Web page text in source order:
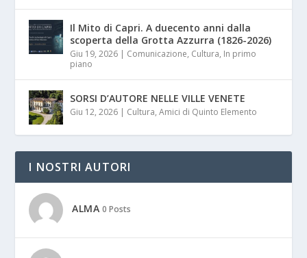
Il Mito di Capri. A duecento anni dalla
scoperta della Grotta Azzurra (1826-2026)
Giu 19, 2026 | Comunicazione, Cultura, In primo
piano
SORSI D’AUTORE NELLE VILLE VENETE
Giu 12, 2026 | Cultura,Amici di Quinto Elemento
I NOSTRI AUTORI
ALMA 0 Posts